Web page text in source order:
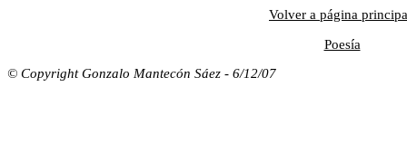
Volver a página
Poesía
© Copyright Gonzalo Mantecón Sáez - 6/12/07